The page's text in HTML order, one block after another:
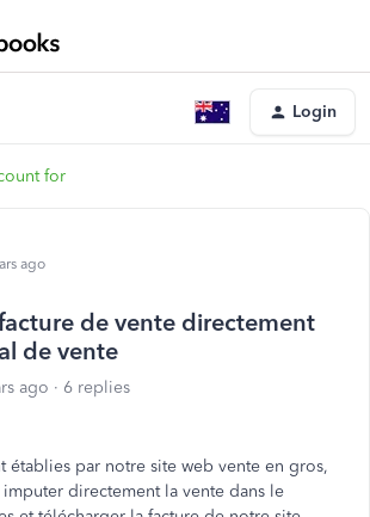
Login
for
ago
de vente directement
de vente
ago 6 replies
établies par notre site web vente en gros,
imputer directement la vente dans le